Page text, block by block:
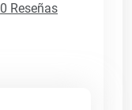
0 Reseñas